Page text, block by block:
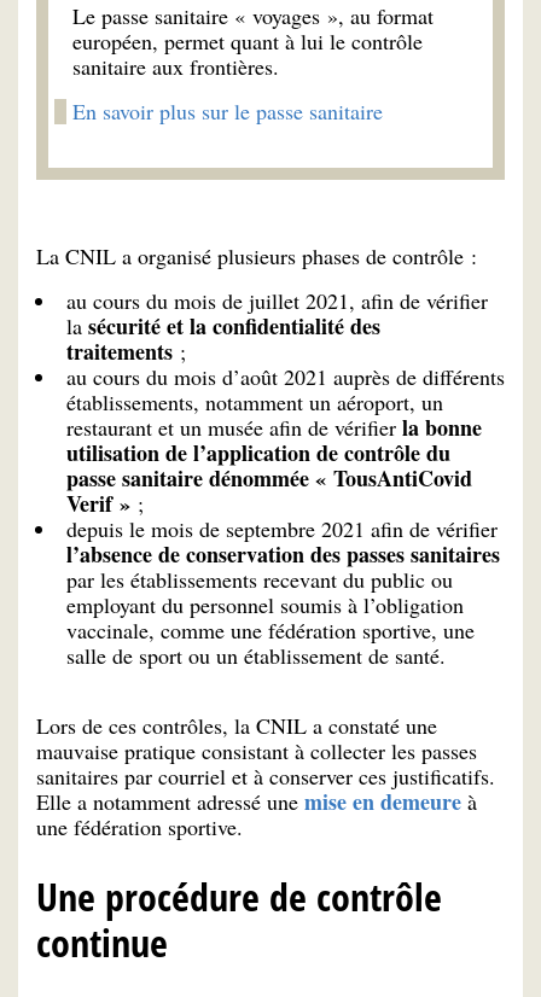
Le passe sanitaire « voyages », au format
européen, permet quant à lui le contrôle
sanitaire aux frontières.
En savoir plus sur le passe sanitaire
La CNIL a organisé plusieurs phases de contrôle :
au cours du mois de juillet 2021, afin de vérifier
la sécurité et la confidentialité des
traitements ;
au cours du mois d’août 2021 auprès de différents
établissements, notamment un aéroport, un
restaurant et un musée afin de vérifier la bonne
utilisation de l’application de contrôle du
passe sanitaire dénommée « TousAntiCovid
Verif » ;
depuis le mois de septembre 2021 afin de vérifier
l’absence de conservation des passes sanitaires
par les établissements recevant du public ou
employant du personnel soumis à l’obligation
vaccinale, comme une fédération sportive, une
salle de sport ou un établissement de santé.
Lors de ces contrôles, la CNIL a constaté une
mauvaise pratique consistant à collecter les passes
sanitaires par courriel et à conserver ces justificatifs.
Elle a notamment adressé une mise en demeure à
une fédération sportive.
Une procédure de contrôle
continue